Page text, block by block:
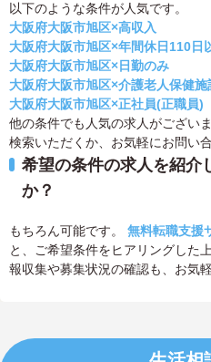
以下のような条件が人気です。
大阪府大阪市旭区×高収入
大阪府大阪市旭区×年間休日110日
大阪府大阪市旭区×日勤のみ
大阪府大阪市旭区×介護老人保健施
大阪府大阪市旭区×正社員(正職員)
他の条件でも人気の求人がござい
検索いただくか、お気軽にお問い
希望の条件の求人を紹介
か？
もちろん可能です。 無料転職支援
と、ご希望条件をヒアリングした
報収集や募集状況の確認も、お気